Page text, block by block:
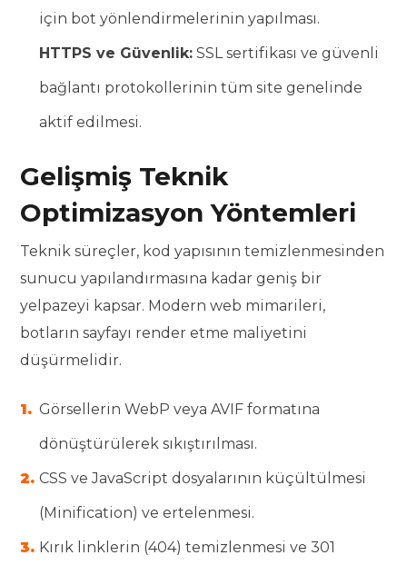
için bot yönlendirmelerinin yapılması.
HTTPS ve Güvenlik: SSL sertifikası ve güvenli
bağlantı protokollerinin tüm site genelinde
aktif edilmesi.
Gelişmiş Teknik
Optimizasyon Yöntemleri
Teknik süreçler, kod yapısının temizlenmesinden
sunucu yapılandırmasına kadar geniş bir
yelpazeyi kapsar. Modern web mimarileri,
botların sayfayı render etme maliyetini
düşürmelidir.
Görsellerin WebP veya AVIF formatına
dönüştürülerek sıkıştırılması.
CSS ve JavaScript dosyalarının küçültülmesi
(Minification) ve ertelenmesi.
Kırık linklerin (404) temizlenmesi ve 301